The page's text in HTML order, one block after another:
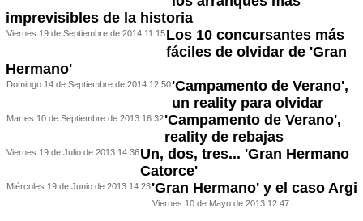
imprevisibles de la historia
Viernes 19 de Septiembre de 2014 11:15Los 10 concursantes más
fáciles de olvidar de 'Gran
Hermano'
Domingo 14 de Septiembre de 2014 12:50'Campamento de Verano',
un reality para olvidar
Martes 10 de Septiembre de 2013 16:32'Campamento de Verano',
reality de rebajas
Viernes 19 de Julio de 2013 14:36Un, dos, tres... 'Gran Hermano
Catorce'
Miércoles 19 de Junio de 2013 14:23'Gran Hermano' y el caso Argi
Viernes 10 de Mayo de 2013 12:47